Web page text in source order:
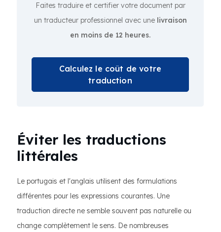
Faites traduire et certifier votre document par
un traducteur professionnel avec une livraison
en moins de 12 heures.
Calculez le coût de votre
traduction
Éviter les traductions
littérales
Le portugais et l'anglais utilisent des formulations
différentes pour les expressions courantes. Une
traduction directe ne semble souvent pas naturelle ou
change complètement le sens. De nombreuses